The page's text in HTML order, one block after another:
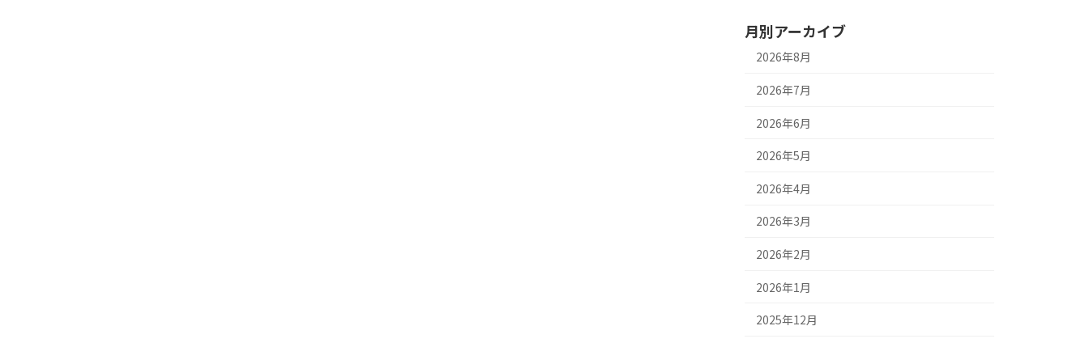
月別アーカイブ
2026年8月
2026年7月
2026年6月
2026年5月
2026年4月
2026年3月
2026年2月
2026年1月
2025年12月